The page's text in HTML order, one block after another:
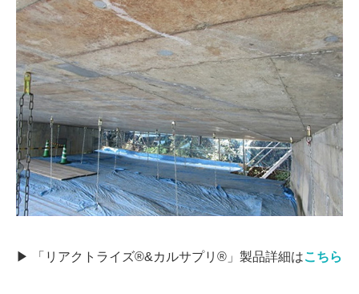
▶ 「リアクトライズ®&カルサプリ®」製品詳細はこちら